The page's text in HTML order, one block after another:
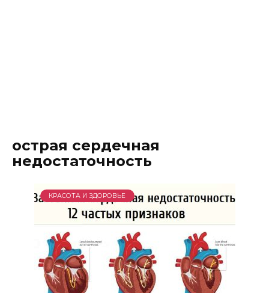
острая сердечная
недостаточность
КРАСОТА И ЗДОРОВЬЕ